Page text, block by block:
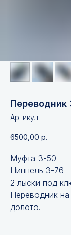
Артикул:
6500,00 р.
Муфта З-50
Ниппель З-76
2 лыски под
Переводник
долото.